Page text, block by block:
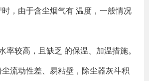
，由于含尘烟气有 温度，一般情况
率较高，且缺乏 的保温、加温措施。
流动性差、易粘壁，除尘器灰斗积